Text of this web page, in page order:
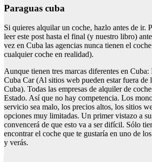
Paraguas cuba
Si quieres alquilar un coche, hazlo antes de ir.
leer este post hasta el final (y nuestro libro)
vez en Cuba las agencias nunca tienen el
cualquier coche en realidad).
Aunque tienen tres marcas diferentes en
Cuba Car (Al sitios web pueden estar fuera
Cuba). Todas las empresas de alquiler de
Estado. Así que no hay competencia. Los
servicio sea malo, los precios altos, los sitios
opciones muy limitadas. Un primer vistazo a
convencerá de que esto va a ser difícil. Sólo
encontrar el coche que te gustaría en uno de
y verás.